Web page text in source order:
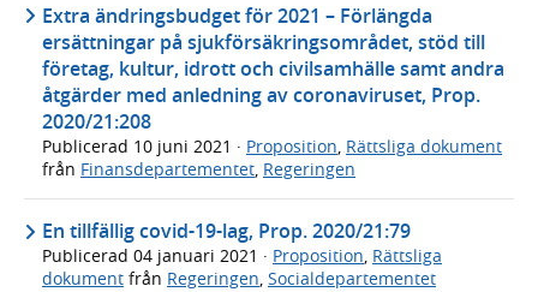
Extra ändringsbudget för 2021 – Förlängda
ersättningar på sjukförsäkringsområdet, stöd till
företag, kultur, idrott och civilsamhälle samt andra
åtgärder med anledning av coronaviruset, Prop.
2020/21:208
Publicerad 10 juni 2021 · Proposition Rättsliga dokument
från Finansdepartementet Regeringen
En tillfällig covid-19-lag, Prop. 2020/21:79
Publicerad 04 januari 2021 · Proposition, Rättsliga
dokument från Regeringen, Socialdepartementet